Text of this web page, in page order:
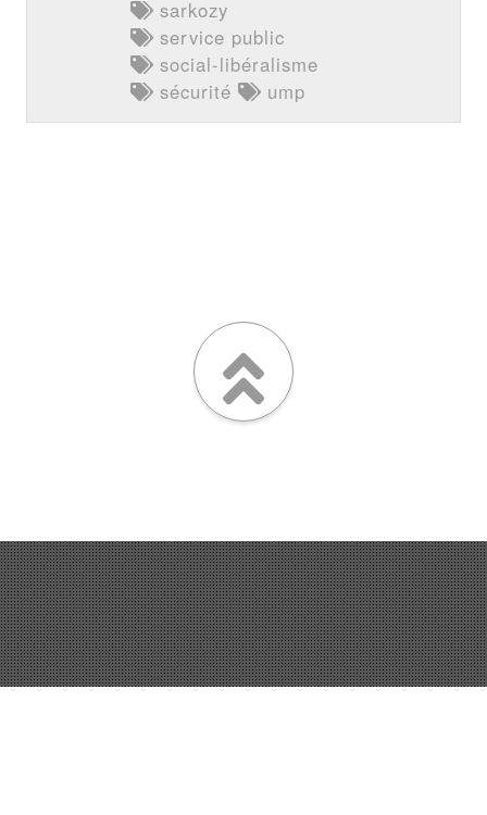
sarkozy
service public
social-libéralisme
sécurité
ump